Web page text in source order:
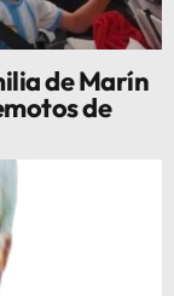
de Marín
de